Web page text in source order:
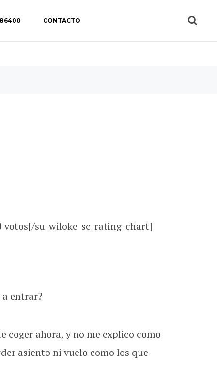
86400 CONTACTO
votos[/su_wiloke_sc_rating_chart]
entrar?
coger ahora, y no me explico como
asiento ni vuelo como los que